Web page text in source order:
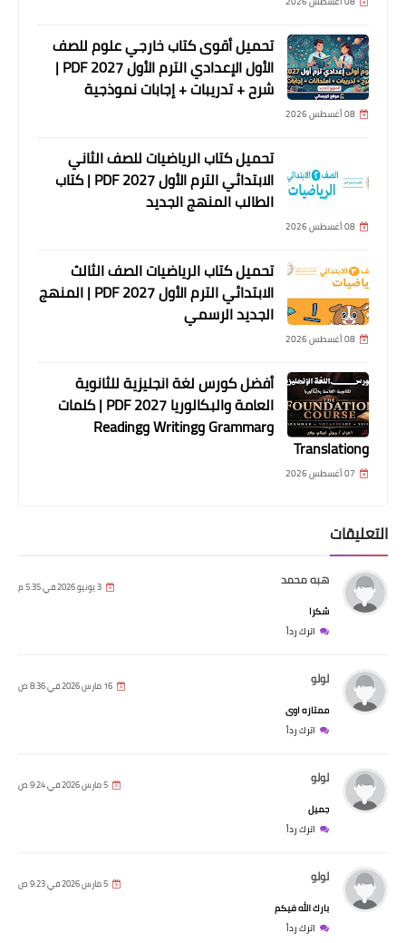
تحميل أقوى كتاب خارجي علوم للصف
الأول الإعدادي الترم الأول 2027 PDF |
شرح + تدريبات + إجابات نموذجية
08 أغسطس 2026
تحميل كتاب الرياضيات للصف الثاني
الابتدائي الترم الأول 2027 PDF | كتاب
الطالب المنهج الجديد
08 أغسطس 2026
تحميل كتاب الرياضيات الصف الثالث
الابتدائي الترم الأول 2027 PDF | المنهج
الجديد الرسمي
08 أغسطس 2026
أفضل كورس لغة انجليزية للثانوية
العامة والبكالوريا 2027 PDF | كلمات
وGrammar وWriting وReading
وTranslation
07 أغسطس 2026
التعليقات
هبه محمد 3 يونيو 2026 في 5:35 م
شكرا
اترك رداً
لولو 16 مارس 2026 في 8:36 ص
ممتازه اوى
اترك رداً
لولو 5 مارس 2026 في 9:24 ص
جميل
اترك رداً
لولو 5 مارس 2026 في 9:23 ص
بارك الله فيكم
اترك رداً